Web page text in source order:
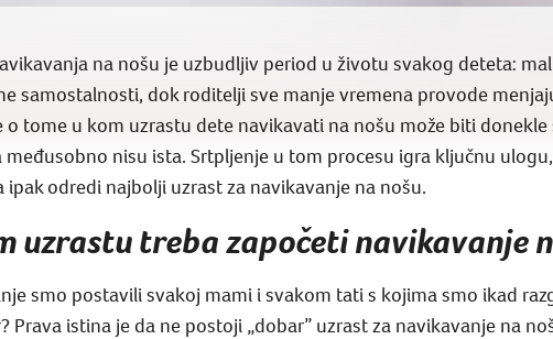
na nošu je uzbudljiv period u životu svakog deteta:
samostalnosti, dok roditelji sve manje vremena provode
o tome u kom uzrastu dete navikavati na nošu može biti
međusobno nisu ista. Srtpljenje u tom procesu igra ključnu
ipak odredi najbolji uzrast za navikavanje na nošu.
uzrastu treba započeti navikavanje
smo postavili svakoj mami i svakom tati s kojima smo ikad
Prava istina je da ne postoji „dobar” uzrast za navikavanje na